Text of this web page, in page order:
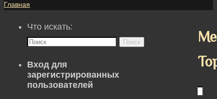
Главная
Что искать:
Поиск
Вход для
зарегистрированных
пользователей